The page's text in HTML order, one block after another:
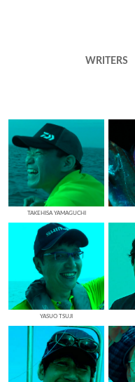
WRITERS
TAKEHISA YAMAGUCHI
YASUO TSUJI